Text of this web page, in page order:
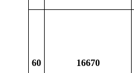
60 16670